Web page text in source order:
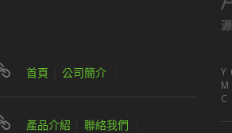
首頁 公司簡介
產品介紹 聯絡我們